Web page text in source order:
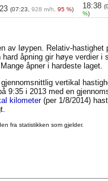
(07:23, 928 m/h, 95 %) 18:38
%)
av løypen. Relativ-hastighet
åpning gir høye verdier i
åpner i hardeste laget.
vertikal
9:35 i 2013 med en
kilometer(per 1/8/2014)
fra statistikken som gjelder.